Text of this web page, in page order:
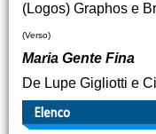
(Logos) Graphos e
(Verso)
Maria Gente Fina
De Lupe Gigliotti e